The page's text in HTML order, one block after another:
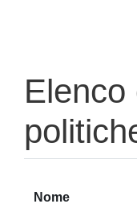
Elenco
Nome